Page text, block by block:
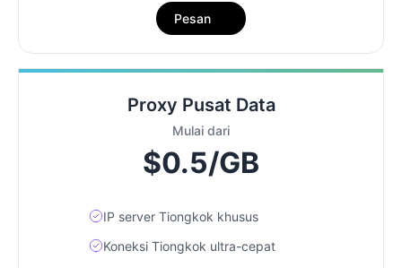
Pesan
Proxy Pusat Data
Mulai dari
$0.5/GB
IP server Tiongkok khusus
Koneksi Tiongkok ultra-cepat